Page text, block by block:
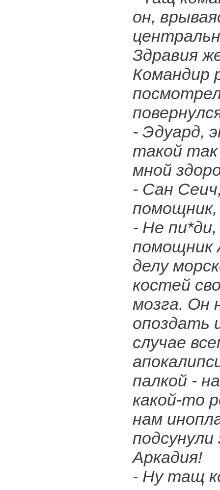
он,
Здравия
Командир
- Эдуард,
такой
мной
- Сан
помощник,
- Не
помощник
делу
костей
мозга. Он
опоздать
случае
палкой -
какой-то
нам
Аркадия!
- Ну тащ